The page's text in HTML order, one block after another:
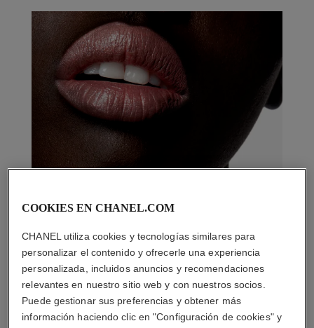
COOKIES EN CHANEL.COM
CHANEL utiliza cookies y tecnologías similares para
personalizar el contenido y ofrecerle una experiencia
personalizada, incluidos anuncios y recomendaciones
relevantes en nuestro sitio web y con nuestros socios.
Puede gestionar sus preferencias y obtener más
información haciendo clic en "Configuración de cookies" y